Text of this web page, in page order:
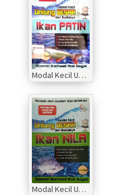
Modal Kecil Untung Besar dari Budidaya Ikan Patin
Modal Kecil Untung Besar dari Budidaya Ikan Nila